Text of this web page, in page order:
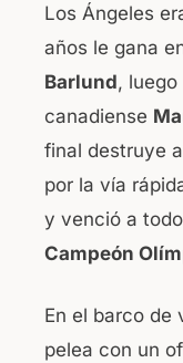
Los Ángeles
años le gana
Barlund,
canadiense
final destruye
por la vía
y venció a
Campeón
En el barco de
pelea con un